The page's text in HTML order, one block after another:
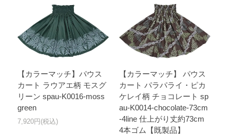
【カラーマッチ】パウス
カート ラウアエ柄 モスグ
リーン spau-K0016-moss
green
7,920円(税込)
【カラーマッチ】 パウス
カート パラパライ・ピカ
ケレイ柄 チョコレート sp
au-K0014-chocolate-73cm
-4line 仕上がり丈約73cm
4本ゴム【既製品】